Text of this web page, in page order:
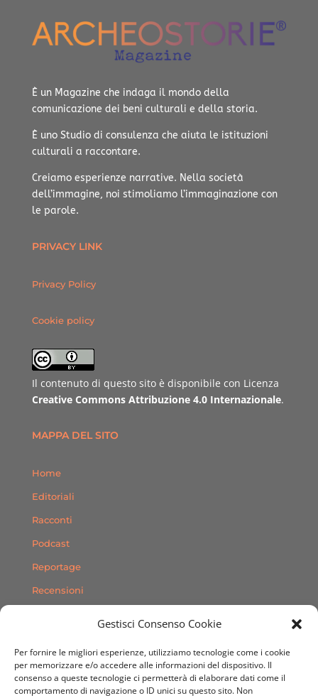
Gestisci Consenso Cookie
Per fornire le migliori esperienze, utilizziamo tecnologie come i cookie
per memorizzare e/o accedere alle informazioni del dispositivo. Il
consenso a queste tecnologie ci permetterà di elaborare dati come il
comportamento di navigazione o ID unici su questo sito. Non
È un Magazine che indaga il mondo della
comunicazione dei beni culturali e della storia.
È uno Studio di consulenza che aiuta le istituzioni
culturali a raccontare.
Creiamo esperienze narrative. Nella società
dell’immagine, noi stimoliamo l’immaginazione con
le parole.
PRIVACY LINK
Privacy Policy
Cookie policy
Il contenuto di questo sito è disponibile con Licenza
Creative Commons Attribuzione 4.0 Internazionale.
MAPPA DEL SITO
Home
Editoriali
Racconti
Podcast
Reportage
Recensioni
Contatti